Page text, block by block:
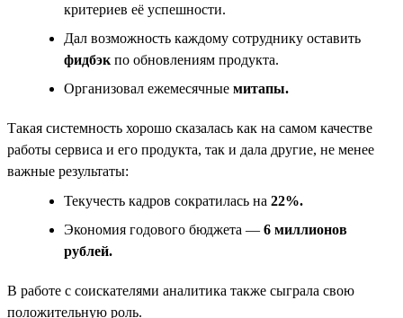
критериев её успешности.
Дал возможность каждому сотруднику оставить
фидбэк по обновлениям продукта.
Организовал ежемесячные митапы.
Такая системность хорошо сказалась как на самом качестве
работы сервиса и его продукта, так и дала другие, не менее
важные результаты:
Текучесть кадров сократилась на 22%.
Экономия годового бюджета — 6 миллионов
рублей.
В работе с соискателями аналитика также сыграла свою
положительную роль.